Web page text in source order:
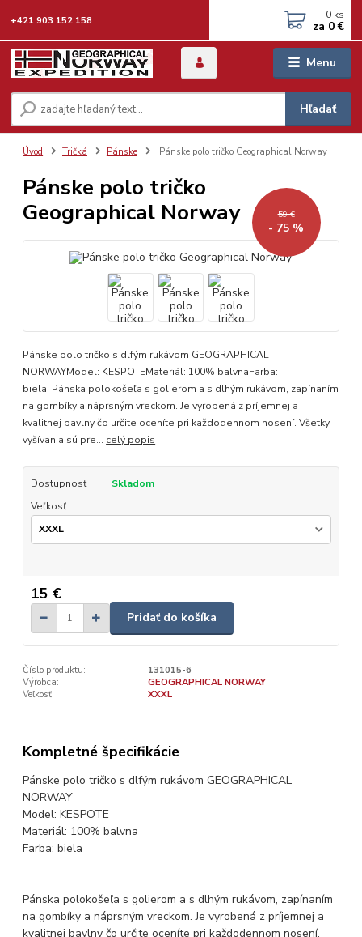
Menu
Hľadať
+421 903 152 158 0 ks
za 0 €
Úvod Tričká Pánske Pánske polo tričko Geographical Norway
Pánske polo tričko
Geographical Norway
59 €
- 75 %
Pánske polo tričko s dlfým rukávom GEOGRAPHICAL
NORWAYModel: KESPOTEMateriál: 100% balvnaFarba:
biela Pánska polokošeľa s golierom a s dlhým rukávom, zapínaním
na gombíky a náprsným vreckom. Je vyrobená z príjemnej a
kvalitnej bavlny čo určite oceníte pri každodennom nosení. Všetky
vyšívania sú pre... celý popis
Dostupnosť
Skladom
Veľkosť
15 €
Pridať do košíka
Číslo produktu:
131015-6
Výrobca:
GEOGRAPHICAL NORWAY
Veľkosť:
XXXL
Kompletné špecifikácie
Pánske polo tričko s dlfým rukávom GEOGRAPHICAL
NORWAY
Model: KESPOTE
Materiál: 100% balvna
Farba: biela
Pánska polokošeľa s golierom a s dlhým rukávom, zapínaním
na gombíky a náprsným vreckom. Je vyrobená z príjemnej a
kvalitnej bavlny čo určite oceníte pri každodennom nosení.